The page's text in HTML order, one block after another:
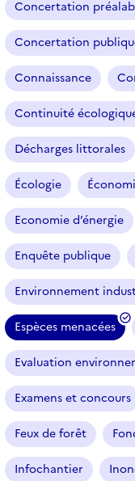
Concertation
Concertation
Connaissance
Continuité
Décharges littorales
Écologie
Economie d’énergie
Enquête publique
Environnement
Espèces menacées
(
f
i
l
t
r
e
s
Evaluation
Examens et concours
Feux de forêt
Infochantier